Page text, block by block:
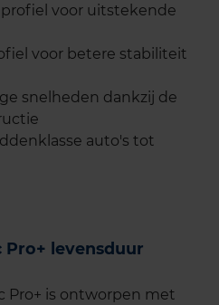
voor uitstekende
voor betere stabiliteit
snelheden dankzij de
auto's tot
levensduur
Pro+ is ontworpen met